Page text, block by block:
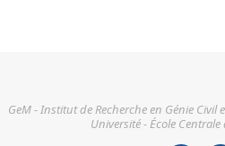
GeM - Institut de Recherche en Génie Civil
Université - École Centrale